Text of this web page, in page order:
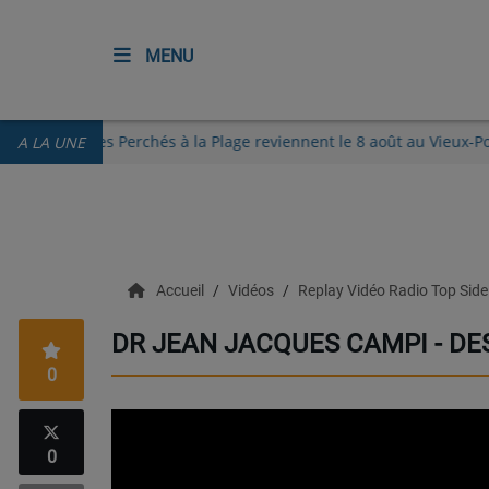
MENU
A LA UNE
Les Guinguettes des Perchés à la Plage reviennent le 8 août au
ACCUEIL
RECHERCHE DE TITRES
TÉLÉCHARGER L'APPLICATION.
EMISSIONS
LIVE DJ
EQUIPES
Accueil Vidéos Replay Vidéo Radio Top Side
DR JEAN JACQUES CAMPI -
0
0